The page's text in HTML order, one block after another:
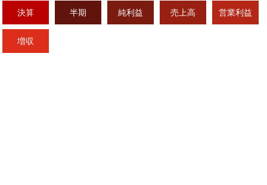
決算 半期 純利益 売上高 営業利益
増収